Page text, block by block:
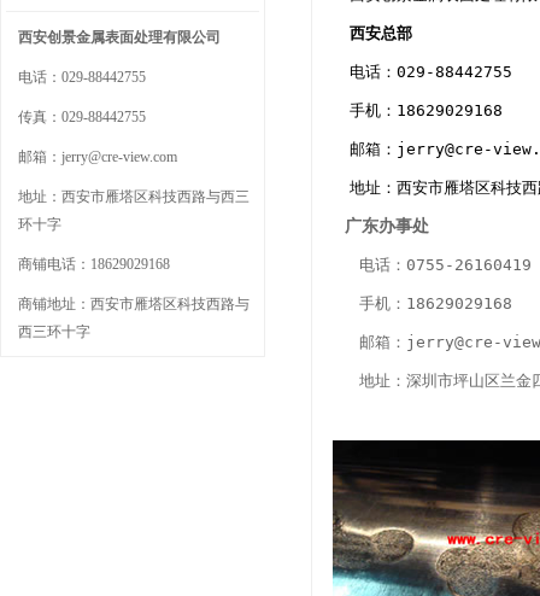
西安创景金属表面处理有限公司
电话：029-88442755
传真：029-88442755
邮箱：jerry@cre-view.com
地址：西安市雁塔区科技西路与西三
环十字
商铺电话：18629029168
商铺地址：西安市雁塔区科技西路与
西三环十字
西安总部
电话：029-88442755
手机：18629029168
邮箱：jerry@cre-
地址：西安市雁塔区科技西
广东办事处
电话：0755-26160419
手机：18629029168
邮箱：jerry@cre-
地址：深圳市坪山区兰金